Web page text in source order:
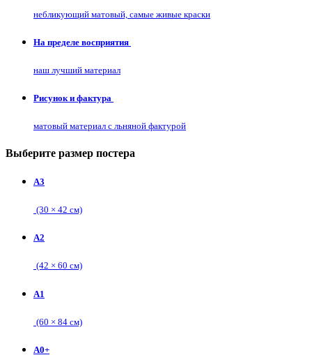
небликующий матовый, самые живые краски
На пределе восприятия
наш лучший материал
Рисунок и фактура
матовый материал с льняной фактурой
Выберите размер постера
А3
(30 × 42 см)
А2
(42 × 60 см)
А1
(60 × 84 см)
А0+